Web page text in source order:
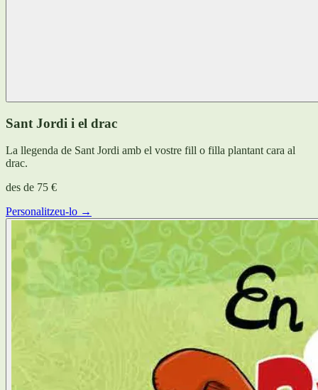
Sant Jordi i el drac
La llegenda de Sant Jordi amb el vostre fill o filla plantant cara al
drac.
des de 75 €
Personalitzeu-lo →